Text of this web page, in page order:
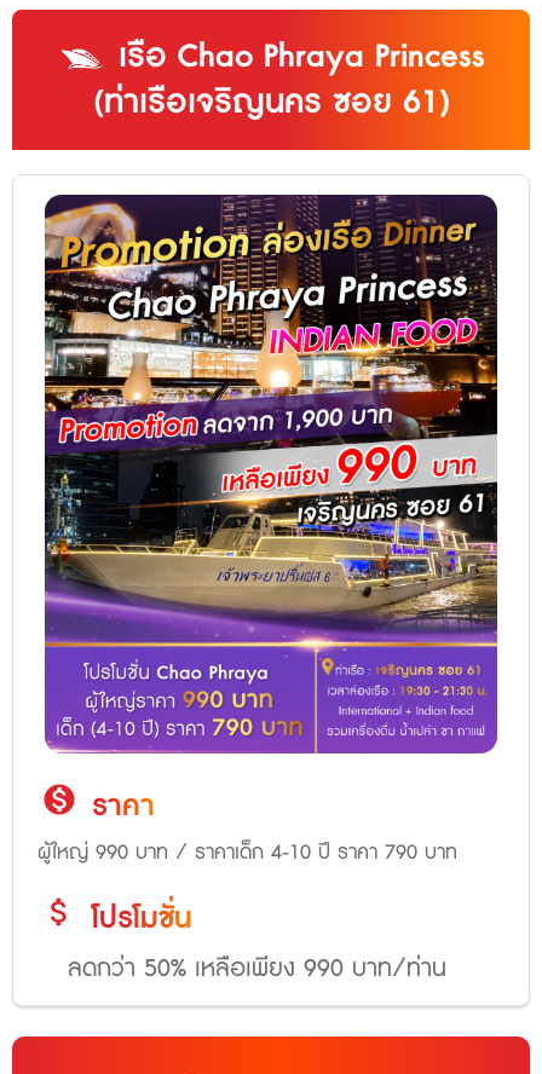
เรือ Chao Phraya Princess
(ท่าเรือเจริญนคร ซอย 61)
monetization_on ราคา
ผู้ใหญ่ 990 บาท / ราคาเด็ก 4-10 ปี ราคา 790 บาท
attach_money โปรโมชั่น
ลดกว่า 50% เหลือเพียง 990 บาท/ท่าน